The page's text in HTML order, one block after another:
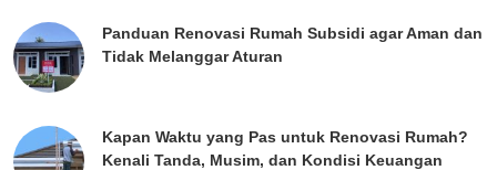
Panduan Renovasi Rumah Subsidi agar Aman dan
Tidak Melanggar Aturan
Kapan Waktu yang Pas untuk Renovasi Rumah?
Kenali Tanda, Musim, dan Kondisi Keuangan